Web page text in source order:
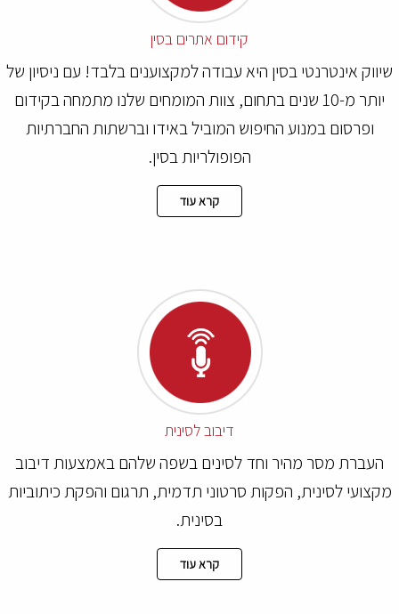
קידום אתרים בסין
אינטרנטי בסין היא עבודה למקצוענים בלבד! עם ניסיון של
יותר מ-10 שנים בתחום, צוות המומחים שלנו מתמחה בקידום
ופרסום במנוע החיפוש המוביל באידו וברשתות החברתיות
הפופולריות בסין.
קרא עוד
דיבוב לסינית
העברת מסר מהיר וחד לסינים בשפה שלהם באמצעות דיבוב
לסינית, הפקות סרטוני תדמית, תרגום והפקת כיתוביות
בסינית.
קרא עוד